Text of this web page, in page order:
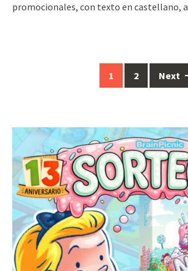
promocionales, con texto en castellano, a
1 2 Next